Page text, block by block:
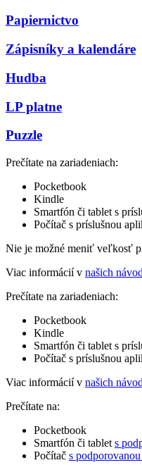
Papiernictvo
Zápisníky a kalendáre
Hudba
LP platne
Puzzle
Prečítate na zariadeniach:
Pocketbook
Kindle
Smartfón či tablet s
Počítač s príslušnou
Nie je možné meniť veľkosť
Viac informácií v našich
Prečítate na zariadeniach:
Pocketbook
Kindle
Smartfón či tablet s
Počítač s príslušnou
Viac informácií v našich
Prečítate na:
Pocketbook
Smartfón či tablet s
Počítač s